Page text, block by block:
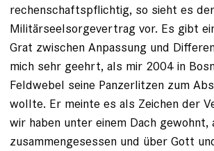
rechenschaftspflichtig, so sieht es der
Militärseelsorgevertrag vor. Es gibt
Grat zwischen Anpassung und
mich sehr geehrt, als mir 2004 in
Feldwebel seine Panzerlitzen zum
wollte. Er meinte es als Zeichen der
wir haben unter einem Dach
zusammengesessen und über Gott